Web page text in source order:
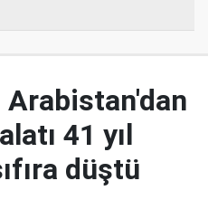
41 yıl
düştü